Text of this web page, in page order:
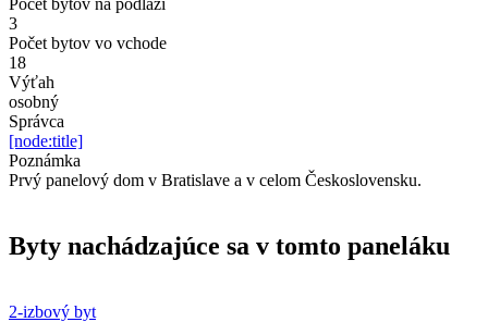
Počet bytov na podlaží
3
Počet bytov vo vchode
18
Výťah
osobný
Správca
[node:title]
Poznámka
Prvý panelový dom v Bratislave a v celom Československu.
Byty nachádzajúce sa v tomto paneláku
2-izbový byt